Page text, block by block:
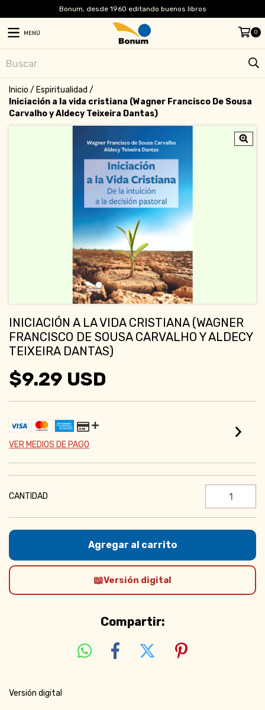
Bonum, desde 1960 editando buenos libros
MENÚ 0
Inicio / Espiritualidad /
Iniciación a la vida cristiana (Wagner Francisco De Sousa
Carvalho y Aldecy Teixeira Dantas)
INICIACIÓN A LA VIDA CRISTIANA (WAGNER
FRANCISCO DE SOUSA CARVALHO Y ALDECY
TEIXEIRA DANTAS)
$9.29 USD
VER MEDIOS DE PAGO
CANTIDAD
Versión digital
Compartir:
Versión digital